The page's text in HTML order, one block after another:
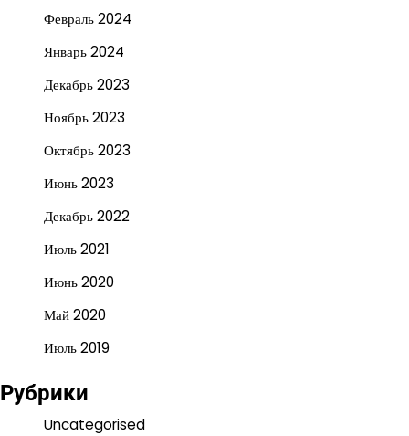
Февраль 2024
Январь 2024
Декабрь 2023
Ноябрь 2023
Октябрь 2023
Июнь 2023
Декабрь 2022
Июль 2021
Июнь 2020
Май 2020
Июль 2019
Рубрики
Uncategorised